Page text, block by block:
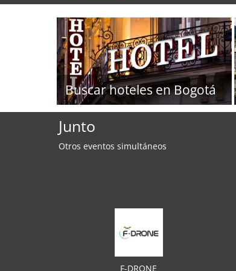
Buscar hoteles en Bogotá
Junto
Otros eventos simultáneos
F-DRONE